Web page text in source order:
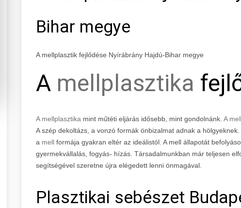
Bihar megye
A mellplasztik fejlődése Nyírábrány Hajdú-Bihar megye
A mellplasztika
A mellplasztika mint műtéti eljárás idősebb, mint gondolnánk. A
A szép dekoltázs, a vonzó formák önbizalmat adnak a
a mell formája gyakran eltér az ideálistól. A mell állapotát
gyermekvállalás, fogyás- hízás. Társadalmunkban már teljesen
segítségével szeretne újra elégedett lenni önmagával.
Plasztikai sebészet